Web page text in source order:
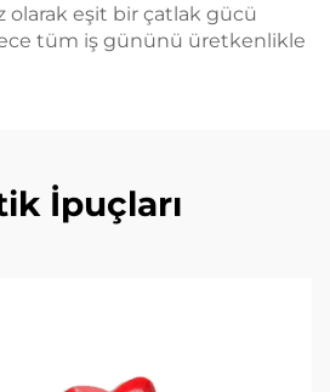
olarak eşit bir çatlak gücü
tüm iş gününü üretkenlikle
İpuçları